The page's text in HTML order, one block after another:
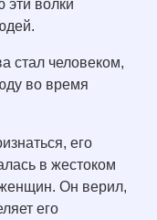
волки
стал человеком,
во время
его
в жестоком
Он верил,
его